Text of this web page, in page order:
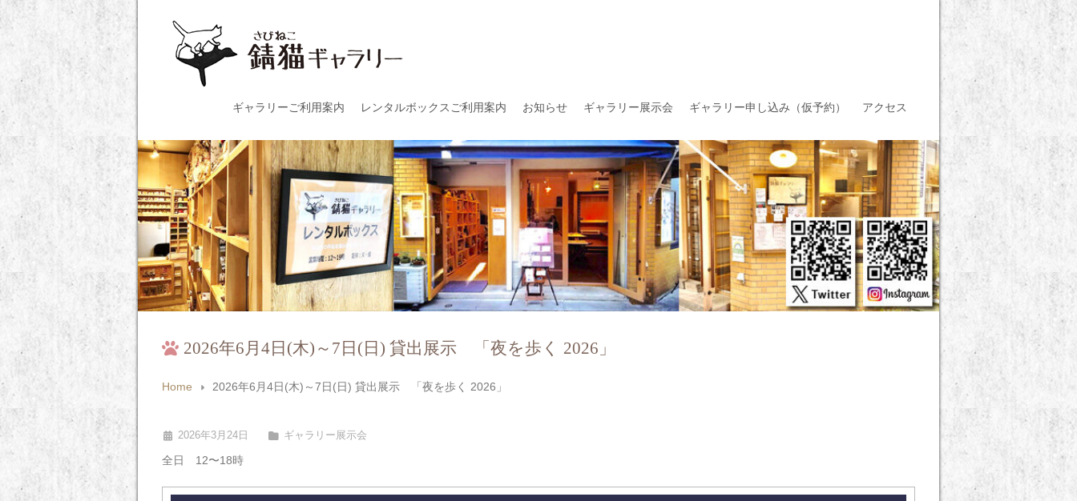
ギャラリーご利用案内 レンタルボックスご利用案内 お知らせ ギャラリー展示会 ギャラリー申し込み（仮予約） アクセス
Home 2026年6月4日(木)～7日(日) 貸出展示 「夜を歩く 2026」
2026年6月4日(木)～7日(日) 貸出展示 「夜を歩く 2026」
2026年3月24日 ギャラリー展示会
全日 12〜18時